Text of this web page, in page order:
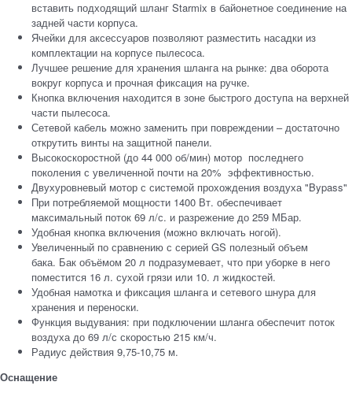
вставить подходящий шланг Starmix в байонетное соединение на
задней части корпуса.
Ячейки для аксессуаров позволяют разместить насадки из
комплектации на корпусе пылесоса.
Лучшее решение для хранения шланга на рынке: два оборота
вокруг корпуса и прочная фиксация на ручке.
Кнопка включения находится в зоне быстрого доступа на верхней
части пылесоса.
Сетевой кабель можно заменить при повреждении – достаточно
открутить винты на защитной панели.
Высокоскоростной (до 44 000 об/мин) мотор последнего
поколения с увеличенной почти на 20% эффективностью.
Двухуровневый мотор с системой прохождения воздуха "Bypass"
При потребляемой мощности 1400 Вт. обеспечивает
максимальный поток 69 л/с. и разрежение до 259 МБар.
Удобная кнопка включения (можно включать ногой).
Увеличенный по сравнению с серией GS полезный объем
бака. Бак объёмом 20 л подразумевает, что при уборке в него
поместится 16 л. сухой грязи или 10. л жидкостей.
Удобная намотка и фиксация шланга и сетевого шнура для
хранения и переноски.
Функция выдувания: при подключении шланга обеспечит поток
воздуха до 69 л/с скоростью 215 км/ч.
Радиус действия 9,75-10,75 м.
Оснащение